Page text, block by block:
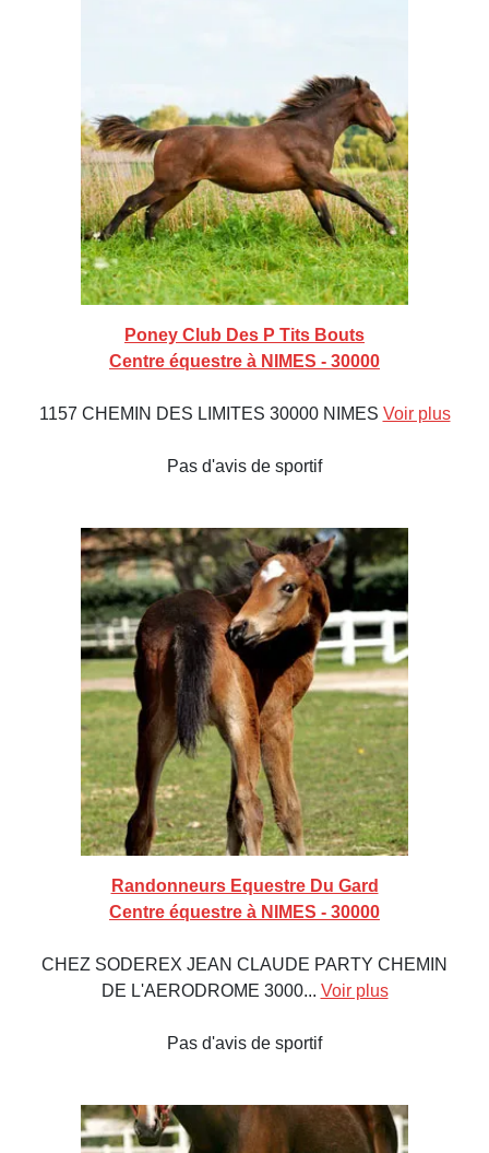
Poney Club Des P Tits Bouts
Centre équestre à NIMES - 30000
1157 CHEMIN DES LIMITES 30000 NIMES Voir plus
Pas d'avis de sportif
Randonneurs Equestre Du Gard
Centre équestre à NIMES - 30000
CHEZ SODEREX JEAN CLAUDE PARTY CHEMIN
DE L'AERODROME 3000... Voir plus
Pas d'avis de sportif